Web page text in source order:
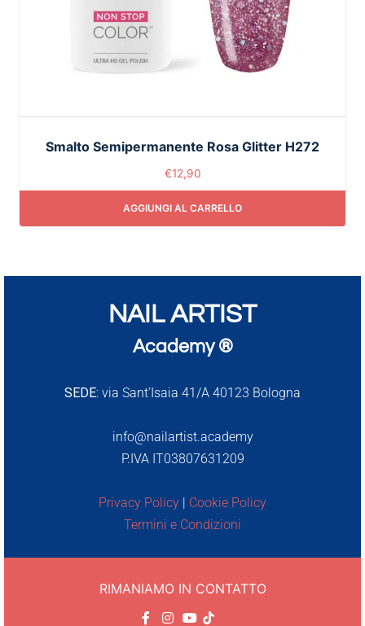
Smalto Semipermanente Rosa Glitter H272
€12,90
AGGIUNGI AL CARRELLO
NAIL ARTIST
Academy ®
SEDE: via Sant’Isaia 41/A 40123 Bologna
info@nailartist.academy
P.IVA IT03807631209
Privacy Policy
Cookie Policy
Termini e Condizioni
RIMANIAMO IN CONTATTO